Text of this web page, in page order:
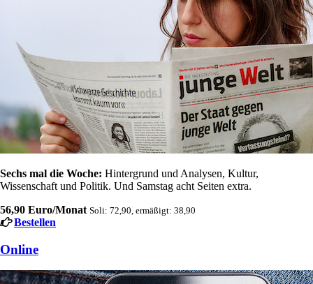
Sechs mal die Woche: Hintergrund und Analysen, Kultur,
Wissenschaft und Politik. Und Samstag acht Seiten extra.
56,90 Euro/Monat Soli: 72,90, ermäßigt: 38,90
Bestellen
Online